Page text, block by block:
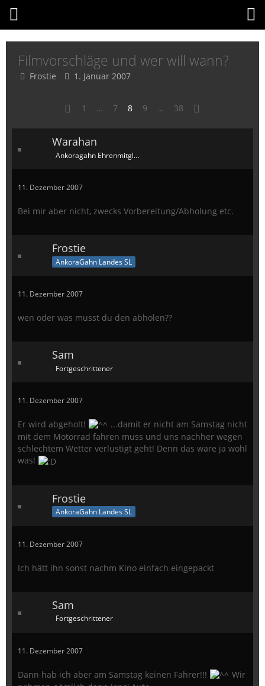
Filmvorschläge und wer will wann?
Frostie 1. Januar 2007
1 … 7 8 9 … 38
Warahan
Ankoragahn Ehrenmitglied
11. Dezember 2007
Bei mir aber nicht, zwecks Vorbereitung/Abholung etc.
Frostie
AnkoraGahn Landes SL
11. Dezember 2007
wen oder was musst du den abholen??
Sam
Fortgeschrittener
11. Dezember 2007
Er wird abgeholt!
...damit er nicht am Samstag nicht
mit dem Motorrad fahren muss und uns nachher wegen
schlechtem Wetter verlustigt geht! Denn das wäre ja wohl
was!
Frostie
AnkoraGahn Landes SL
11. Dezember 2007
Ich hätt ihn sonst nachm Kino einfach eingepackt
Sam
Fortgeschrittener
11. Dezember 2007
Dann hab ich aber am Samstag keinen Fahrer!!!
Wir